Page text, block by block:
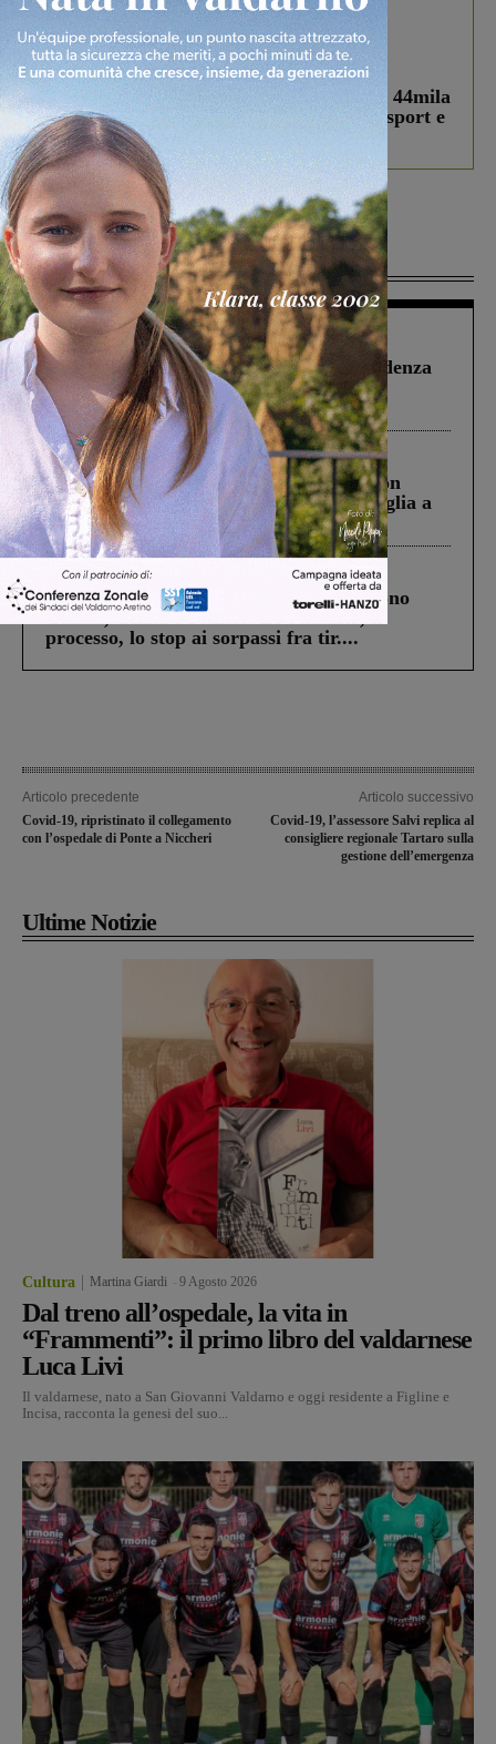
In vetrina 3 Agosto 2026
Estra Notizie agosto: Smart Cities, oltre 44mila
studenti coinvolti, torna il bando per lo sport e
debutta il podcast Estrair
Più lette
Figline Incisa Valdarno 1 Agosto 2026
Piscina di Figline finanziata oltre la scadenza
Pnrr, il gruppo di Fratelli d’Italia: “Un
ringraziamento al Governo”
Cronaca 3 Agosto 2026
Scomparso da una struttura di Castiglion
Fiorentino l’uomo che aveva ucciso la figlia a
Levane nel 2020
Cronaca 4 Agosto 2026
Un anno fa la strage in A1 in cui morirono
Gianni, Giulia e Franco. Lo schianto, il
processo, lo stop ai sorpassi fra tir....
Articolo precedente
Covid-19, ripristinato il collegamento
con l’ospedale di Ponte a Niccheri
Articolo successivo
Covid-19, l’assessore Salvi replica al
consigliere regionale Tartaro sulla
gestione dell’emergenza
Ultime Notizie
Cultura Martina Giardi 9 Agosto 2026
Dal treno all’ospedale, la vita in
“Frammenti”: il primo libro del valdarnese
Luca Livi
Il valdarnese, nato a San Giovanni Valdarno e oggi residente a Figline e
Incisa, racconta la genesi del suo...